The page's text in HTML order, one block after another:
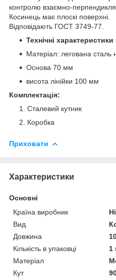
контролю взаємно-
Косинець має плоскі поверхні.
Відповідають ГОСТ 3749-77.
Технічні
Матеріал: легована сталь
Основа 70 мм
висота лінійки 100 мм
Комплектація:
Сталевий кутник
Коробка
Приховати
Характеристики
Основні
Країна виробник
Вид
Довжина
Кількість в упаковці
1
Матеріал
Кут